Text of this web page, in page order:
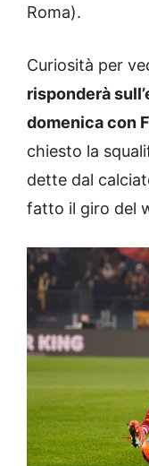
Roma).
Curiosità per
risponderà
domenica con
chiesto la
dette dal
fatto il giro del